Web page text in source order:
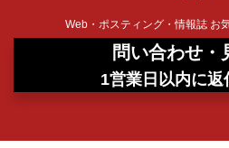
Web・ポスティング・情報誌 お
問い合わせ・
1営業日以内に返